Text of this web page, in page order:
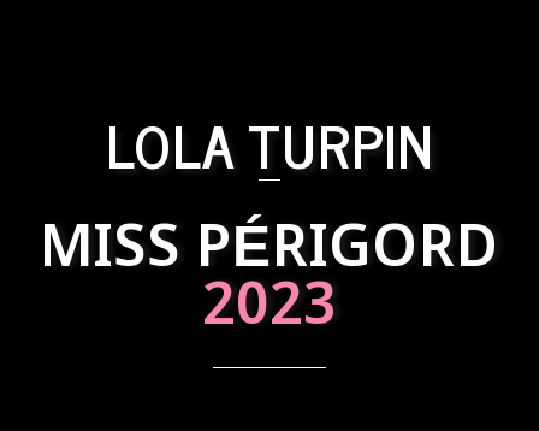
LOLA TURPIN
MISS PÉRIGORD
2023